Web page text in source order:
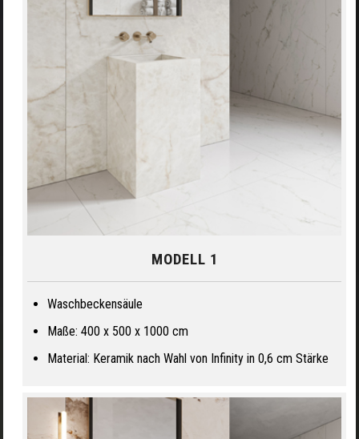
MODELL 1
Waschbeckensäule
Maße: 400 x 500 x 1000 cm
Material: Keramik nach Wahl von Infinity in 0,6 cm Stärke